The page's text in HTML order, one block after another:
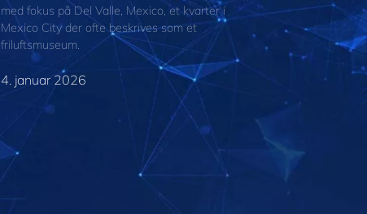
med fokus på Del Valle, Mexico, et kvarter i
Mexico City der ofte beskrives som et
friluftsmuseum.
4. januar 2026